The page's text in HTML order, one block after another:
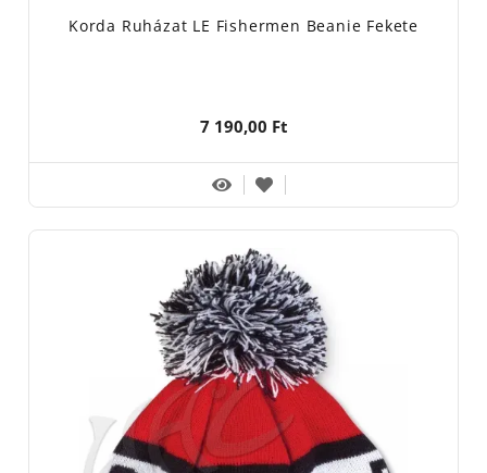
Korda Ruházat LE Fishermen Beanie Fekete
7 190,00 Ft